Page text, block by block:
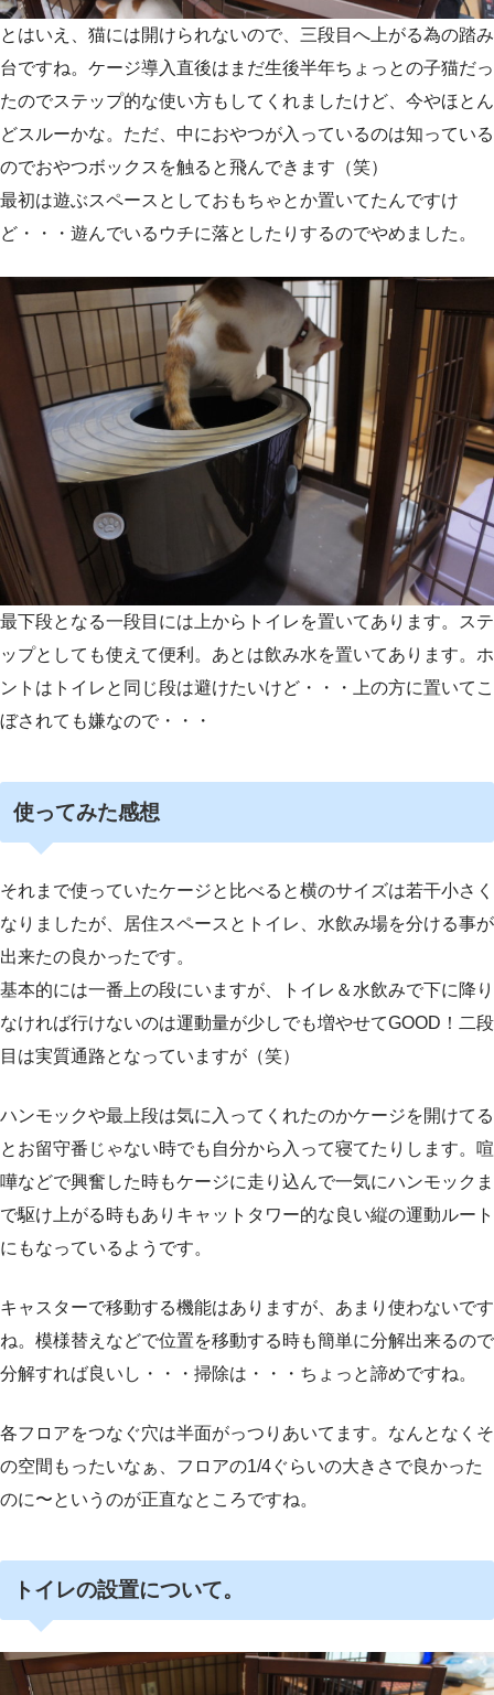
とはいえ、猫には開けられないので、三段目へ上がる為の踏み
台ですね。ケージ導入直後はまだ生後半年ちょっとの子猫だっ
たのでステップ的な使い方もしてくれましたけど、今やほとん
どスルーかな。ただ、中におやつが入っているのは知っている
のでおやつボックスを触ると飛んできます（笑）
最初は遊ぶスペースとしておもちゃとか置いてたんですけ
ど・・・遊んでいるウチに落としたりするのでやめました。
最下段となる一段目には上からトイレを置いてあります。ステ
ップとしても使えて便利。あとは飲み水を置いてあります。ホ
ントはトイレと同じ段は避けたいけど・・・上の方に置いてこ
ぼされても嫌なので・・・
使ってみた感想
それまで使っていたケージと比べると横のサイズは若干小さく
なりましたが、居住スペースとトイレ、水飲み場を分ける事が
出来たの良かったです。
基本的には一番上の段にいますが、トイレ＆水飲みで下に降り
なければ行けないのは運動量が少しでも増やせてGOOD！二段
目は実質通路となっていますが（笑）
ハンモックや最上段は気に入ってくれたのかケージを開けてる
とお留守番じゃない時でも自分から入って寝てたりします。喧
嘩などで興奮した時もケージに走り込んで一気にハンモックま
で駆け上がる時もありキャットタワー的な良い縦の運動ルート
にもなっているようです。
キャスターで移動する機能はありますが、あまり使わないです
ね。模様替えなどで位置を移動する時も簡単に分解出来るので
分解すれば良いし・・・掃除は・・・ちょっと諦めですね。
各フロアをつなぐ穴は半面がっつりあいてます。なんとなくそ
の空間もったいなぁ、フロアの1/4ぐらいの大きさで良かった
のに〜というのが正直なところですね。
トイレの設置について。